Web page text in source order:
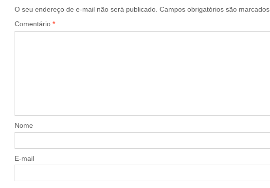
O seu endereço de e-mail não será publicado. Campos obrigatórios são
Comentário *
Nome
E-mail